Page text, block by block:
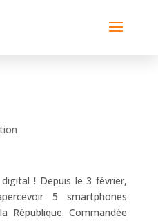
! Depuis le 3 février,
5 smartphones
République. Commandée